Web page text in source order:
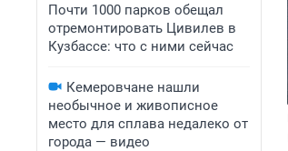
Почти 1000 парков обещал
отремонтировать Цивилев в
Кузбассе: что с ними сейчас
Кемеровчане нашли
необычное и живописное
место для сплава недалеко от
города — видео